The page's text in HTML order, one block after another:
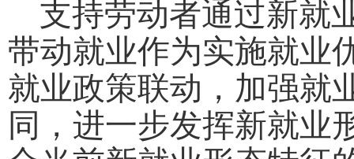
支持劳动者通过新就
带动就业作为实施就业
就业政策联动，加强就
同，进一步发挥新就业